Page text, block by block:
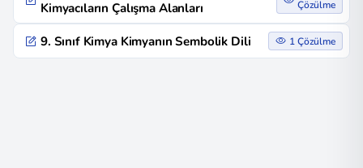
Kimyacıların Çalışma Alanları
Çözülme
9. Sınıf Kimya Kimyanın Sembolik Dili 1 Çözülme